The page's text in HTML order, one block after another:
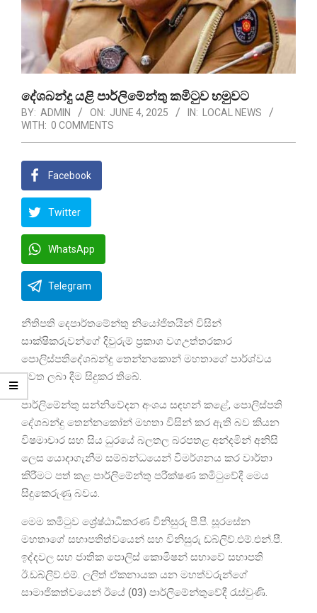
දේශබන්දු යළි පාර්ලිමේන්තු කමිටුව හමුවට
BY: ADMIN ON: JUNE 4, 2025 IN:
LOCAL NEWS
WITH: 0 COMMENTS
Facebook
Twitter
WhatsApp
Telegram
නීතිපති දෙපාර්තමේන්තු නියෝජිතයින් විසින්
සාක්ෂිකරුවන්ගේ දිවුරුම් ප්‍රකාශ වගඋත්තරකාර
පොලිස්පතිදේශබන්දු තෙන්නකොන් මහතාගේ පාර්ශ්වය
වෙත ලබා දීම සිදුකර තිබේ.
පාර්ලිමේන්තු සන්නිවේදන අංශය සඳහන් ක‍ළේ, පොලිස්පති
දේශබන්දු තෙන්නකෝන් මහතා විසින් කර ඇති බව කියන
විෂමාචාර සහ සිය ධුරයේ බලතල බරපතළ අන්දමින් අනිසි
ලෙස යොදාගැනීම සම්බන්ධයෙන් විමර්ශනය කර වාර්තා
කිරීමට පත් කළ පාර්ලිමේන්තු පරීක්ෂණ කමිටුවේදී මෙය
සිදුකෙරුණු බවය.
මෙම කමිටුව ශ්‍රේෂ්ඨාධිකරණ විනිසුරු පී.පී. සූරසේන
මහතාගේ සභාපතිත්වයෙන් සහ විනිසුරු ඩබ්ලිව්.එම්.එන්.පී.
ඉද්දවල සහ ජාතික පොලිස් කොමිෂන් සභාවේ සභාපති
ඊ.ඩබ්ලිව්.එම්. ලලිත් ඒකනායක යන මහත්වරුන්ගේ
සාමාජිකත්වයෙන් ඊයේ (03) පාර්ලිමේන්තුවේදී රැස්වුණි.